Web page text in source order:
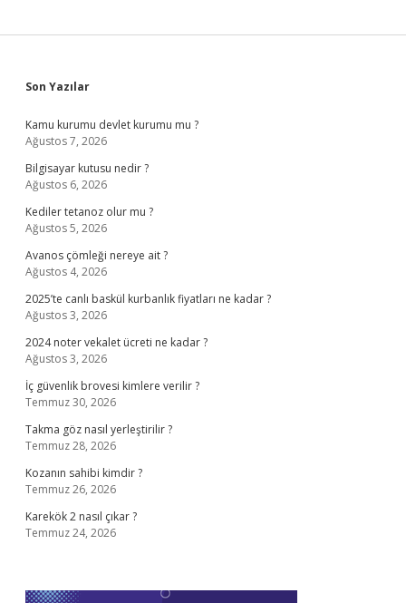
Sidebar
Son Yazılar
Kamu kurumu devlet kurumu mu ?
Ağustos 7, 2026
Bilgisayar kutusu nedir ?
Ağustos 6, 2026
Kediler tetanoz olur mu ?
Ağustos 5, 2026
Avanos çömleği nereye ait ?
Ağustos 4, 2026
2025’te canlı baskül kurbanlık fiyatları ne kadar ?
Ağustos 3, 2026
2024 noter vekalet ücreti ne kadar ?
Ağustos 3, 2026
İç güvenlik brovesi kimlere verilir ?
Temmuz 30, 2026
Takma göz nasıl yerleştirilir ?
Temmuz 28, 2026
Kozanın sahibi kimdir ?
Temmuz 26, 2026
Karekök 2 nasıl çıkar ?
Temmuz 24, 2026